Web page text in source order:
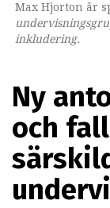
Max Hjorton är
inkludering.
Omslaget till
Ny
och